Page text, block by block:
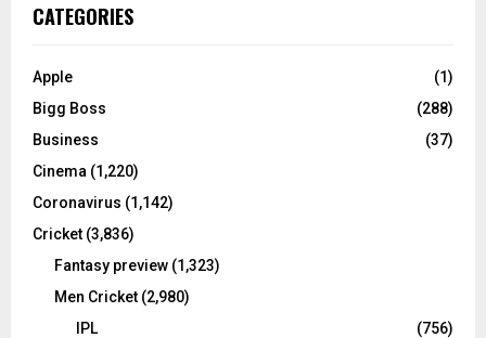
h
o
:
C
CATEGORIES
Apple
(1)
Bigg Boss
(288)
Business
(37)
Cinema (1,220)
Coronavirus (1,142)
Cricket (3,836)
Fantasy preview (1,323)
Men Cricket (2,980)
IPL
(756)